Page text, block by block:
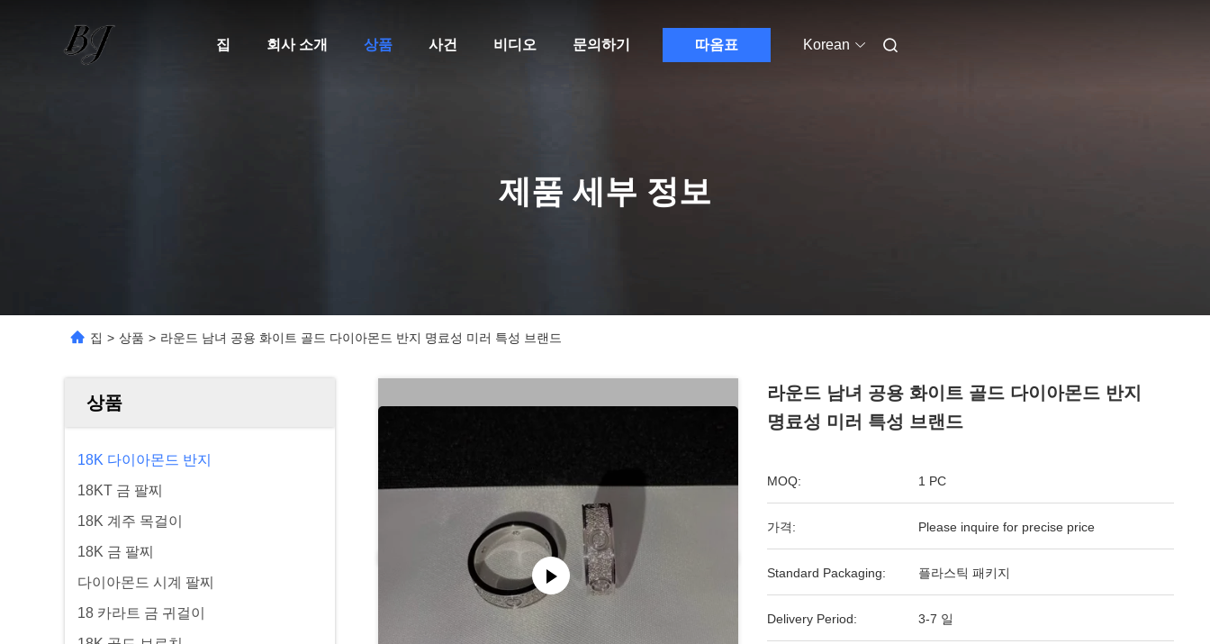
집 회사 소개 상품 사건 비디오 문의하기 따옴표 Korean
제품 세부 정보
집 > 상품 > 라운드 남녀 공용 화이트 골드 다이아몬드 반지 명료성 미러 특성 브랜드
상품
18K 다이아몬드 반지
18KT 금 팔찌
18K 계주 목걸이
18K 금 팔찌
다이아몬드 시계 팔찌
18 카라트 금 귀걸이
라운드 남녀 공용 화이트 골드 다이아몬드 반지
명료성 미러 특성 브랜드
MOQ: 1 PC
가격: Please inquire for precise price
Standard Packaging: 플라스틱 패키지
Delivery Period: 3-7 일